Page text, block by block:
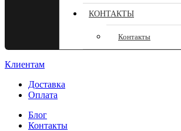
КОНТАКТЫ
Контакты
Клиентам
Доставка
Оплата
Блог
Контакты